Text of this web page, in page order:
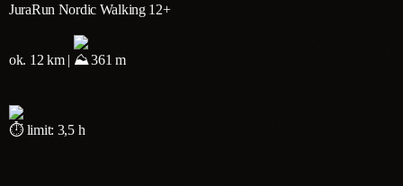
JuraRun Nordic Walking 12+
ok. 12 km | 361 m
limit: 3,5 h